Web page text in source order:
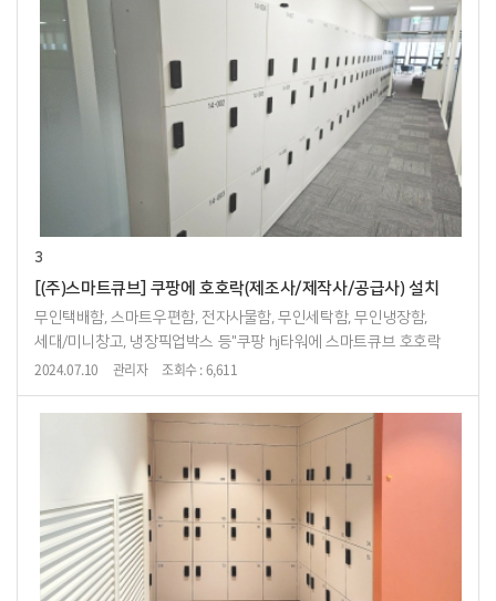
3
[(주)스마트큐브] 쿠팡에 호호락(제조사/제작사/공급사) 설치
무인택배함, 스마트우편함, 전자사물함, 무인세탁함, 무인냉장함,
세대/미니창고, 냉장픽업박스 등"쿠팡 hj타워에 스마트큐브 호호락
설치" 쿠팡 hj타워 14층블로그에서 더 많은 자료를 확인할 수 있습니...
2024.07.10 관리자 조회수 : 6,611